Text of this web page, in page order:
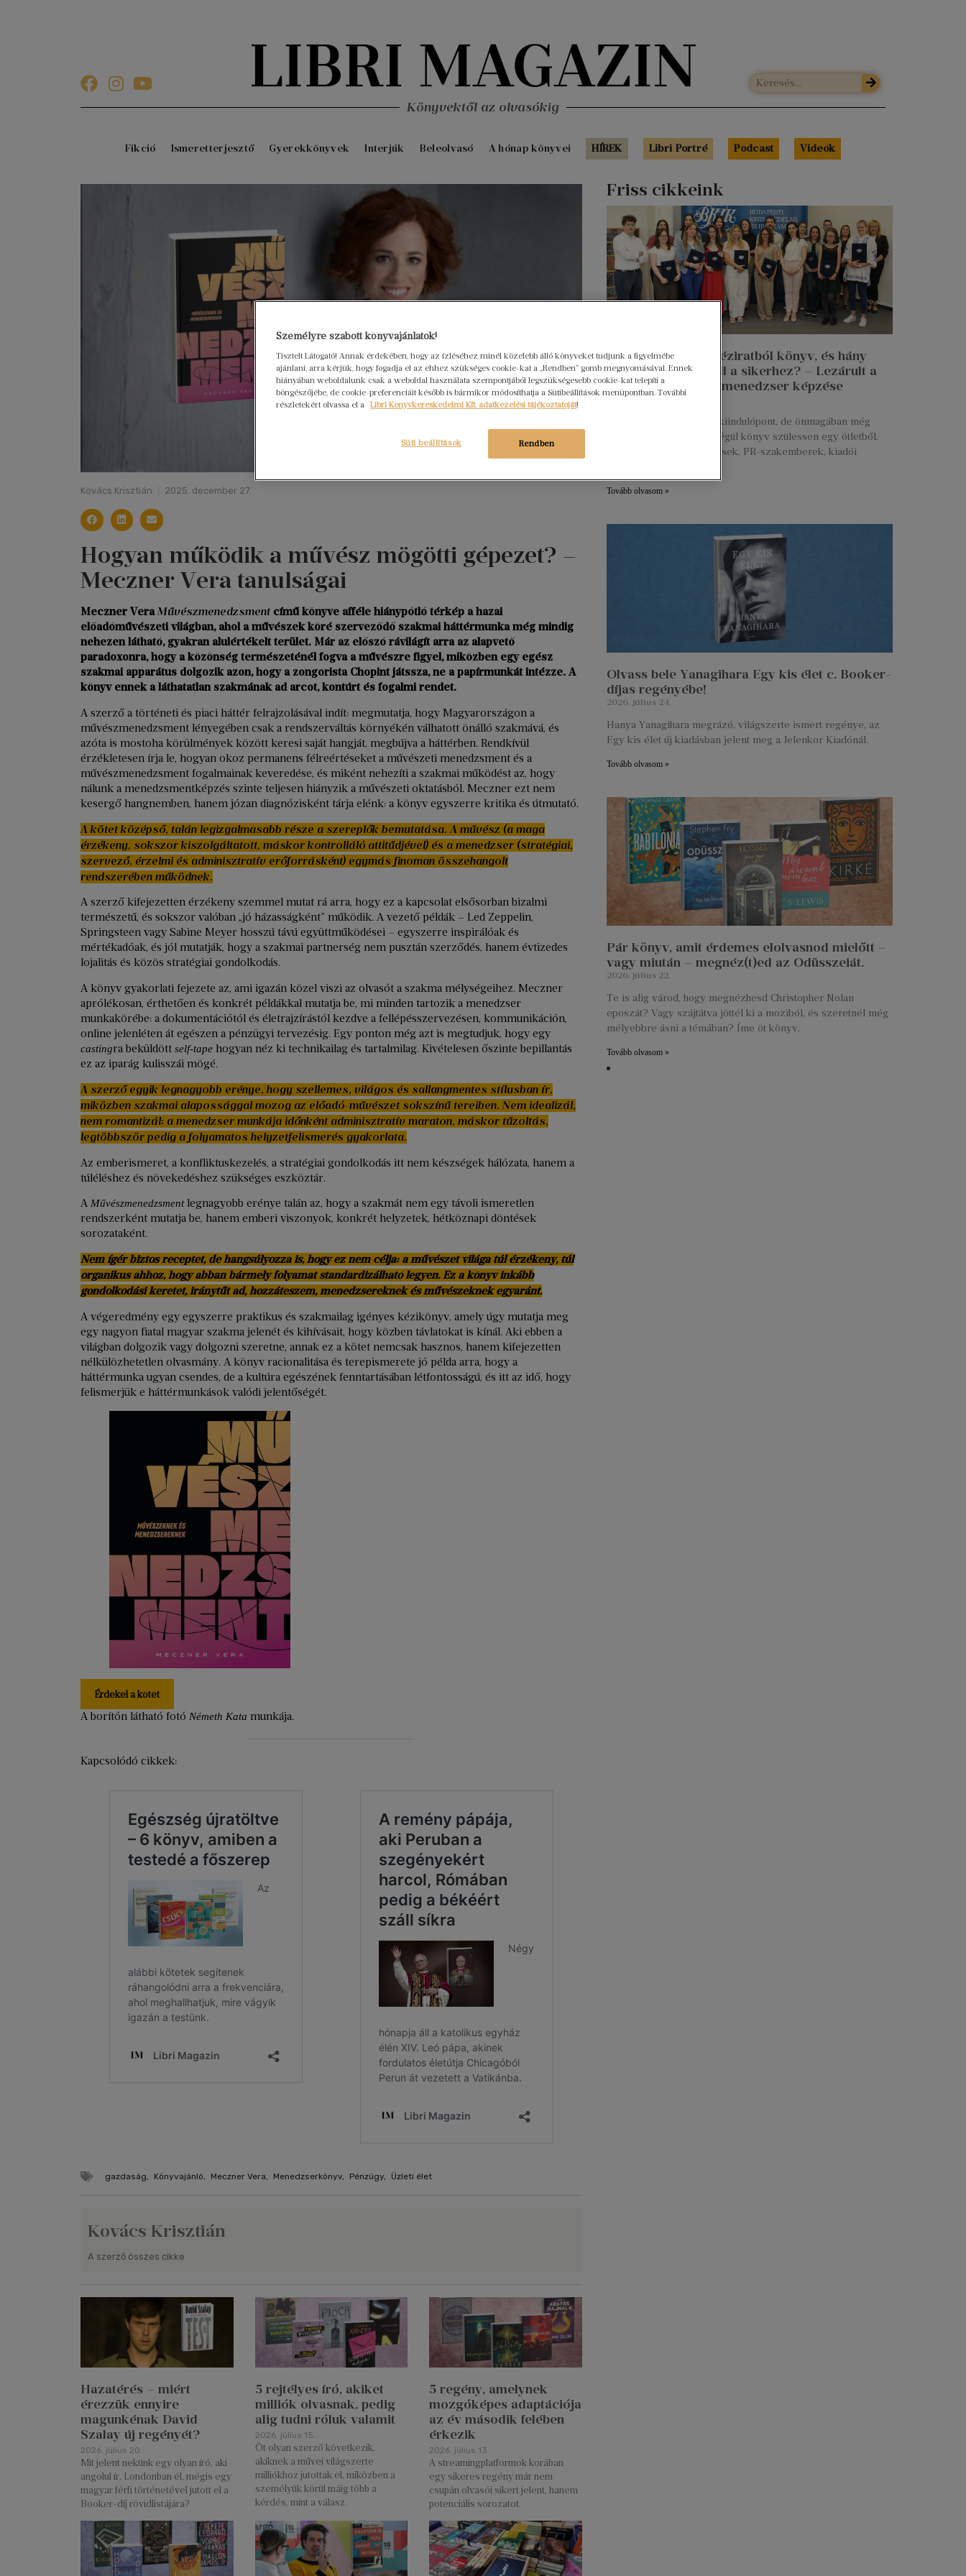
Könyvektől az olvasókig
Fikció Ismeretterjesztő Gyerekkönyvek Interjúk Beleolvasó A hónap könyvei HÍREK Libri Portré Podcast Videók
Kovács Krisztián 2025. december 27.
Hogyan működik a művész mögötti gépezet? –
Meczner Vera tanulságai
Meczner VeraMűvészmenedzsmentcímű könyve afféle hiánypótló térkép a hazai
előadóművészeti világban, ahol a művészek köré szerveződő szakmai háttérmunka még mindig
nehezen látható, gyakran alulértékelt terület. Már az előszó rávilágít arra az alapvető
paradoxonra, hogy a közönség természeténél fogva a művészre figyel, miközben egy egész
szakmai apparátus dolgozik azon, hogy a zongorista Chopint játssza, ne a papírmunkát intézze. A
könyv ennek a láthatatlan szakmának ad arcot, kontúrt és fogalmi rendet.
A szerző a történeti és piaci háttér felrajzolásával indít: megmutatja, hogy Magyarországon a
művészmenedzsment lényegében csak a rendszerváltás környékén válhatott önálló szakmává, és
azóta is mostoha körülmények között keresi saját hangját, megbújva a háttérben. Rendkívül
érzékletesen írja le, hogyan okoz permanens félreértéseket a művészeti menedzsment és a
művészmenedzsment fogalmainak keveredése, és miként nehezíti a szakmai működést az, hogy
nálunk a menedzsmentképzés szinte teljesen hiányzik a művészeti oktatásból. Meczner ezt nem
kesergő hangnemben, hanem józan diagnózisként tárja elénk: a könyv egyszerre kritika és útmutató.
A kötet középső, talán legizgalmasabb része a szereplők bemutatása. A művész (a maga
érzékeny, sokszor kiszolgáltatott, máskor kontrolláló attitűdjével) és a menedzser (stratégiai,
szervező, érzelmi és adminisztratív erőforrásként) egymás finoman összehangolt
rendszerében működnek.
A szerző kifejezetten érzékeny szemmel mutat rá arra, hogy ez a kapcsolat elsősorban bizalmi
természetű, és sokszor valóban „jó házasságként” működik. A vezető példák – Led Zeppelin,
Springsteen vagy Sabine Meyer hosszú távú együttműködései – egyszerre inspirálóak és
mértékadóak, és jól mutatják, hogy a szakmai partnerség nem pusztán szerződés, hanem évtizedes
lojalitás és közös stratégiai gondolkodás.
A könyv gyakorlati fejezete az, ami igazán közel viszi az olvasót a szakma mélységeihez. Meczner
aprólékosan, érthetően és konkrét példákkal mutatja be, mi minden tartozik a menedzser
munkakörébe: a dokumentációtól és életrajzírástól kezdve a fellépésszervezésen, kommunikáción,
online jelenléten át egészen a pénzügyi tervezésig. Egy ponton még azt is megtudjuk, hogy egy
castingra beküldött self-tape hogyan néz ki technikailag és tartalmilag. Kivételesen őszinte bepillantás
ez az iparág kulisszái mögé.
A szerző egyik legnagyobb erénye, hogy szellemes, világos és sallangmentes stílusban ír,
miközben szakmai alapossággal mozog az előadó-művészet sokszínű tereiben. Nem idealizál,
nem romantizál: a menedzser munkája időnként adminisztratív maraton, máskor tűzoltás,
legtöbbször pedig a folyamatos helyzetfelismerés gyakorlata.
Az emberismeret, a konfliktuskezelés, a stratégiai gondolkodás itt nem készségek hálózata, hanem a
túléléshez és növekedéshez szükséges eszköztár.
A Művészmenedzsmentlegnagyobb erénye talán az, hogy a szakmát nem egy távoli ismeretlen
rendszerként mutatja be, hanem emberi viszonyok, konkrét helyzetek, hétköznapi döntések
sorozataként.
Nem ígér biztos receptet, de hangsúlyozza is, hogy ez nem célja: a művészet világa túl érzékeny, túl
organikus ahhoz, hogy abban bármely folyamat standardizálható legyen. Ez a könyv inkább
gondolkodási keretet, iránytűt ad, hozzáteszem, menedzsereknek és művészeknek egyaránt.
A végeredmény egy egyszerre praktikus és szakmailag igényes kézikönyv, amely úgy mutatja meg
egy nagyon fiatal magyar szakma jelenét és kihívásait, hogy közben távlatokat is kínál. Aki ebben a
világban dolgozik vagy dolgozni szeretne, annak ez a kötet nemcsak hasznos, hanem kifejezetten
nélkülözhetetlen olvasmány. A könyv racionalitása és terepismerete jó példa arra, hogy a
háttérmunka ugyan csendes, de a kultúra egészének fenntartásában létfontosságú, és itt az idő, hogy
felismerjük e háttérmunkások valódi jelentőségét.
Érdekel a kötet
A borítón látható fotó Németh Kata munkája.
Kapcsolódó cikkek:
gazdaság, Könyvajánló, Meczner Vera, Menedzserkönyv, Pénzügy, Üzleti élet
Kovács Krisztián
A szerző összes cikke
Hazatérés – miért
érezzük ennyire
magunkénak David
Szalay új regényét?
2026. július 20.
Mit jelent nekünk egy olyan író, aki
angolul ír, Londonban él, mégis egy
magyar férfi történetével jutott el a
Booker-díj rövidlistájára?
5 rejtélyes író, akiket
milliók olvasnak, pedig
alig tudni róluk valamit
2026. július 15.
Öt olyan szerző következik,
akiknek a művei világszerte
milliókhoz jutottak el, miközben a
személyük körül máig több a
kérdés, mint a válasz.
5 regény, amelynek
mozgóképes adaptációja
az év második felében
érkezik
2026. július 13.
A streamingplatformok korában
egy sikeres regény már nem
csupán olvasói sikert jelent, hanem
potenciális sorozatot.
Friss cikkeink
Hogyan lesz egy kéziratból könyv, és hány
ember munkája kell a sikerhez? – Lezárult a
Libri Talent kiadói menedzser képzése
2026. július 27.
Egy erős kézirat már jó kiindulópont, de önmagában még
nem elég. Ahhoz, hogy végül könyv szülessen egy ötletből,
szerkesztők, marketingesek, PR-szakemberek, kiadói
Tovább olvasom »
Olvass bele Yanagihara Egy kis élet c. Booker-
díjas regényébe!
2026. július 24.
Hanya Yanagihara megrázó, világszerte ismert regénye, az
Egy kis élet új kiadásban jelent meg a Jelenkor Kiadónál.
Tovább olvasom »
Pár könyv, amit érdemes elolvasnod mielőtt –
vagy miután – megnéz(t)ed az Odüsszeiát.
2026. július 22.
Te is alig várod, hogy megnézhesd Christopher Nolan
eposzát? Vagy szájtátva jöttél ki a moziból, és szeretnél még
mélyebbre ásni a témában? Íme öt könyv,
Tovább olvasom »
Személyre szabott könyvajánlatok!
Tisztelt Látogató! Annak érdekében, hogy az ízléséhez minél közelebb álló könyveket tudjunk a figyelmébe
ajánlani, arra kérjük, hogy fogadja el az ehhez szükséges cookie-kat a „Rendben” gomb megnyomásával. Ennek
hiányában weboldalunk csak a weboldal használata szempontjából legszükségesebb cookie-kat telepíti a
böngészőjébe, de cookie-preferenciáit később is bármikor módosíthatja a Sütibeállítások menüpontban. További
részletekért olvassa el a Libri Könyvkereskedelmi Kft. adatkezelési tájékoztatóját!
Rendben
Süti beállítások